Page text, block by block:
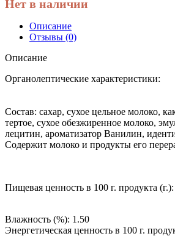
Нет в наличии
Описание
Отзывы (0)
Описание
Органолептические характеристики:
Состав: сахар, сухое цельное молоко,
тертое, сухое обезжиренное молоко,
лецитин, ароматизатор Ванилин,
Содержит молоко и продукты его
Пищевая ценность в 100 г. продукта (г.):
Влажность (%): 1.50
Энергетическая ценность в 100 г.